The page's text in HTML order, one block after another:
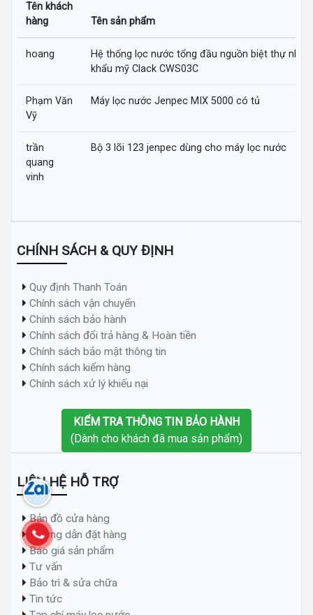
Tên khách
hàng
Tên sản phẩm
hoang
Hệ thống lọc nước tổng đầu nguồn biệt thự nhập
khẩu mỹ Clack CWS03C
Phạm Văn
Vỹ
Máy lọc nước Jenpec MIX 5000 có tủ
trần
quang
vinh
Bộ 3 lõi 123 jenpec dùng cho máy lọc nước
CHÍNH SÁCH & QUY ĐỊNH
Quy định Thanh Toán
Chính sách vận chuyển
Chính sách bảo hành
Chính sách đổi trả hàng & Hoàn tiền
Chính sách bảo mật thông tin
Chính sách kiểm hàng
Chính sách xử lý khiếu nại
KIỂM TRA THÔNG TIN BẢO HÀNH
(Dành cho khách đã mua sản phẩm)
LIÊN HỆ HỖ TRỢ
Bản đồ cửa hàng
Hướng dẫn đặt hàng
Báo giá sản phẩm
Tư vấn
Bảo trì & sửa chữa
Tin tức